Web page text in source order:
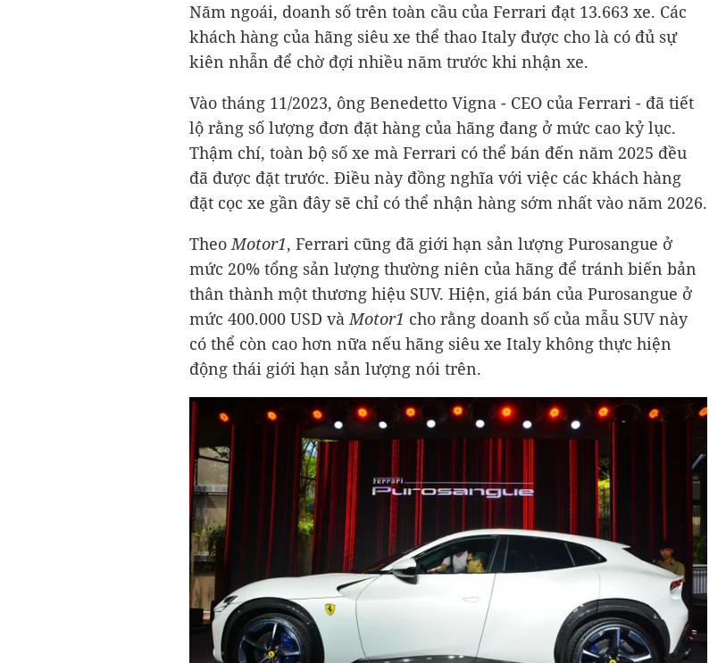
Năm ngoái, doanh số trên toàn cầu của Ferrari đạt 13.663 xe. Các
khách hàng của hãng siêu xe thể thao Italy được cho là có đủ sự
kiên nhẫn để chờ đợi nhiều năm trước khi nhận xe.
Vào tháng 11/2023, ông Benedetto Vigna - CEO của Ferrari - đã tiết
lộ rằng số lượng đơn đặt hàng của hãng đang ở mức cao kỷ lục.
Thậm chí, toàn bộ số xe mà Ferrari có thể bán đến năm 2025 đều
đã được đặt trước. Điều này đồng nghĩa với việc các khách hàng
đặt cọc xe gần đây sẽ chỉ có thể nhận hàng sớm nhất vào năm 2026.
TheoMotor1, Ferrari cũng đã giới hạn sản lượng Purosangue ở
mức 20% tổng sản lượng thường niên của hãng để tránh biến bản
thân thành một thương hiệu SUV. Hiện, giá bán của Purosangue ở
mức 400.000 USD vàMotor1 cho rằng doanh số của mẫu SUV này
có thể còn cao hơn nữa nếu hãng siêu xe Italy không thực hiện
động thái giới hạn sản lượng nói trên.